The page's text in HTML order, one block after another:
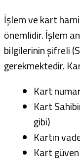
İşlem ve kart
önemlidir. İşlem
bilgilerinin şifreli
gerekmektedir.
Kart
Kart
gibi)
Kartın
Kart